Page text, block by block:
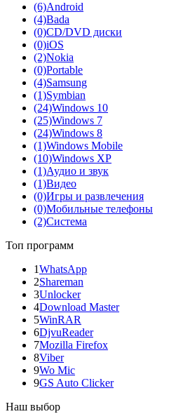
(6)Android
(4)Bada
(0)CD/DVD диски
(0)iOS
(2)Nokia
(0)Portable
(4)Samsung
(1)Symbian
(24)Windows 10
(25)Windows 7
(24)Windows 8
(1)Windows Mobile
(10)Windows XP
(1)Аудио и звук
(1)Видео
(0)Игры и развлечения
(0)Мобильные телефоны
(2)Система
Топ программ
1WhatsApp
2Shareman
3Unlocker
4Download Master
5WinRAR
6DjvuReader
7Mozilla Firefox
8Viber
9Wo Mic
9GS Auto Clicker
Наш выбор